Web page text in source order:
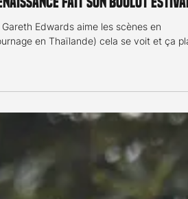
fait son boulot
Edwards aime les scènes en
en Thaïlande) cela se voit et ça